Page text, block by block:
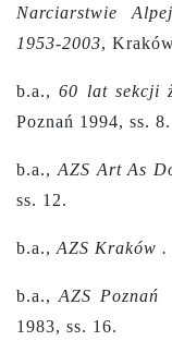
Narciarstwie
1953-2003,
b.a.,60 lat sekcji
Poznań 1994, ss. 8.
b.a., AZS Art As
ss. 12.
b.a., AZS Kraków
b.a.,AZS Poznań
1983, ss. 16.